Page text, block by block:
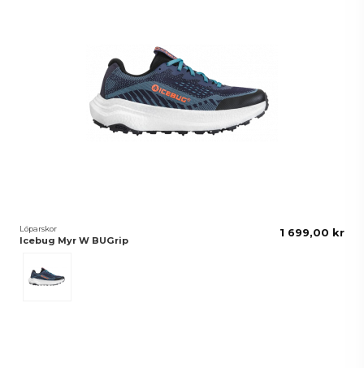
Löparskor
Icebug Myr W BUGrip
1 699,00 kr